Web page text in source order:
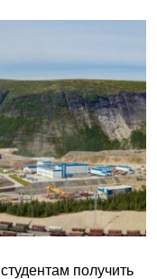
получить